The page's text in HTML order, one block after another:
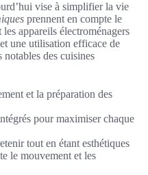
vise à simplifier la vie
prennent en compte le
appareils électroménagers
une utilisation efficace de
notables des cuisines
et la préparation des
pour maximiser chaque
tout en étant esthétiques
le mouvement et les